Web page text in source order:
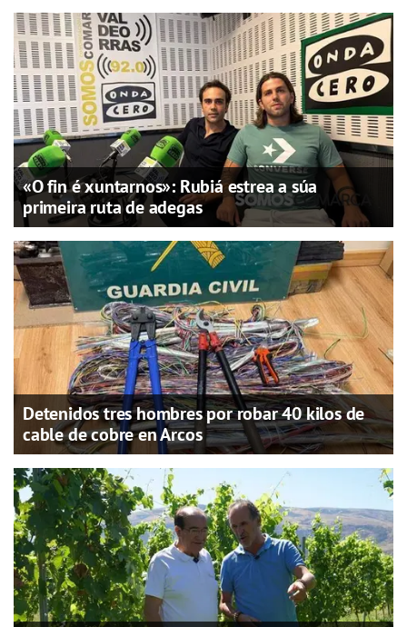
«O fin é xuntarnos»: Rubiá estrea a súa
primeira ruta de adegas
Detenidos tres hombres por robar 40 kilos de
cable de cobre en Arcos